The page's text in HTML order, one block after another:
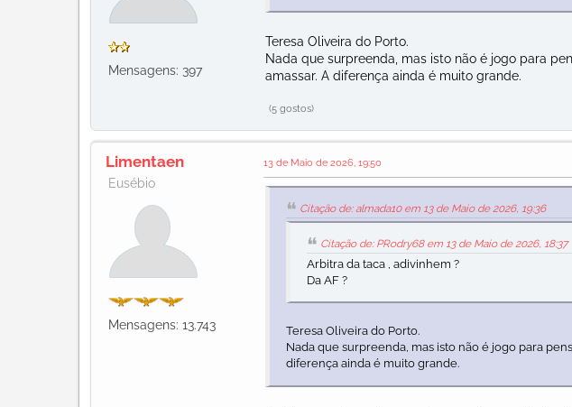
Mensagens: 397
Teresa Oliveira do Porto.
Nada que surpreenda, mas isto não é jogo para
amassar. A diferença ainda é muito grande.
(5 gostos)
Limentaen
Eusébio
Mensagens: 13.743
13 de Maio de 2026, 19:50
Citação de: almada10 em 13 de Maio de 2026, 19:36
Citação de: PRodry68 em 13 de Maio de 2026, 18:37
Arbitra da taca , adivinhem ?
Da AF ?
Teresa Oliveira do Porto.
Nada que surpreenda, mas isto não é jogo para
diferença ainda é muito grande.